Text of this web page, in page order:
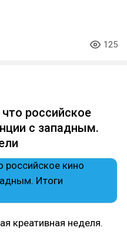
125
что российское
с западным.
креативная неделя.